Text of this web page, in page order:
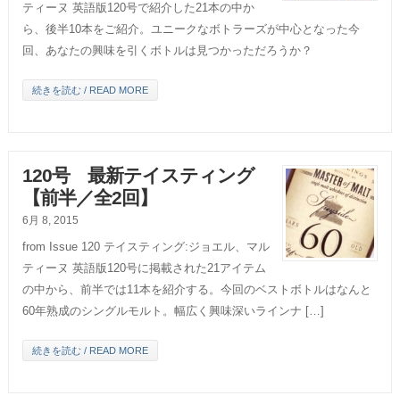
ティーヌ 英語版120号で紹介した21本の中か
ら、後半10本をご紹介。ユニークなボトラーズが中心となった今
回、あなたの興味を引くボトルは見つかっただろうか？
続きを読む / READ MORE
120号 最新テイスティング
【前半／全2回】
6月 8, 2015
from Issue 120 テイスティング:ジョエル、マル
ティーヌ 英語版120号に掲載された21アイテム
の中から、前半では11本を紹介する。今回のベストボトルはなんと
60年熟成のシングルモルト。幅広く興味深いラインナ […]
続きを読む / READ MORE